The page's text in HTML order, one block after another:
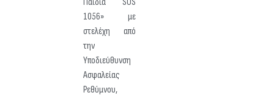
Παιδιά SOS
1056» με
στελέχη από
την
Υποδιεύθυνση
Ασφαλείας
Ρεθύμνου,